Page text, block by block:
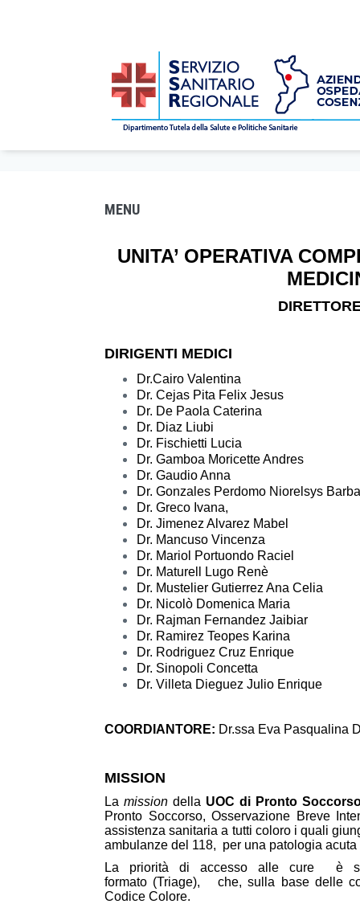
PRONTO SOCCORSO
Home /Dipartimenti e Reparti/Dipartimento
MENU
UNITA’ OPERATIVA
DIRIGENTI MEDICI
Dr.Cairo Valentina
Dr. Cejas Pita Felix Jesus
Dr. De Paola Caterina
Dr. Diaz Liubi
Dr. Fischietti Lucia
Dr. Gamboa Moricette Andres
Dr. Gaudio Anna
Dr. Gonzales Perdomo Niorelsys
Dr. Greco Ivana,
Dr. Jimenez Alvarez Mabel
Dr. Mancuso Vincenza
Dr. Mariol Portuondo Raciel
Dr. Maturell Lugo Renè
Dr. Mustelier Gutierrez Ana Celia
Dr. Nicolò Domenica Maria
Dr. Rajman Fernandez Jaibiar
Dr. Ramirez Teopes Karina
Dr. Rodriguez Cruz Enrique
Dr. Sinopoli Concetta
Dr. Villeta Dieguez Julio Enrique
COORDIANTORE: Dr.ssa Eva
MISSION
La mission della UOC di Pronto
Pronto Soccorso, Osservazione Breve
assistenza sanitaria a tutti coloro i quali
ambulanze del 118, per una patologia acuta
La priorità di accesso alle cure è
formato (Triage), che, sulla base delle
Codice Colore.